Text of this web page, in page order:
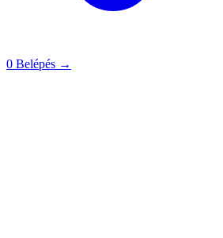
0 Belépés →